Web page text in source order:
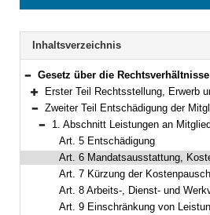
BAYERN.RECHT
letzten
Suche
Navigation
Inhaltsverzeichnis
Bereich reduzieren
Gesetz über die Rechtsverhältnisse der Mitglieder des Bayerischen Landtags (Bayerisches Abgeordnetengesetz – BayAbgG) in der
Bereich erweitern
Erster Teil Rechtsstellung, Erwerb und Verlust der
Bereich reduzieren
Zweiter Teil Entschädigung der Mitglieder des
Bereich reduzieren
1. Abschnitt Leistungen an Mitglieder des
Art. 5 Entschädigung
Art. 6 Mandatsausstattung,
Art. 7 Kürzung der
Art. 8 Arbeits-, Dienst- und Werkverträge zur
Art. 9 Einschränkung von